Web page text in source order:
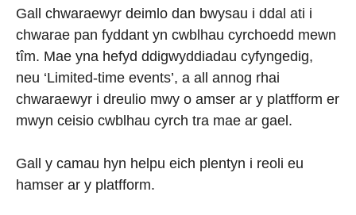
Gall chwaraewyr deimlo dan bwysau i ddal ati i
chwarae pan fyddant yn cwblhau cyrchoedd mewn
tîm. Mae yna hefyd ddigwyddiadau cyfyngedig,
neu ‘Limited-time events’, a all annog rhai
chwaraewyr i dreulio mwy o amser ar y platfform er
mwyn ceisio cwblhau cyrch tra mae ar gael.
Gall y camau hyn helpu eich plentyn i reoli eu
hamser ar y platfform.